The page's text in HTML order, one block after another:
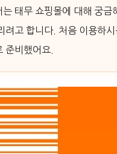
는 태무 쇼핑몰에 대해 궁금
려고 합니다. 처음 이용하
준비했어요.